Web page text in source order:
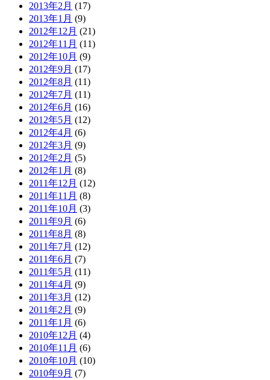
2013年2月 (17)
2013年1月 (9)
2012年12月 (21)
2012年11月 (11)
2012年10月 (9)
2012年9月 (17)
2012年8月 (11)
2012年7月 (11)
2012年6月 (16)
2012年5月 (12)
2012年4月 (6)
2012年3月 (9)
2012年2月 (5)
2012年1月 (8)
2011年12月 (12)
2011年11月 (8)
2011年10月 (3)
2011年9月 (6)
2011年8月 (8)
2011年7月 (12)
2011年6月 (7)
2011年5月 (11)
2011年4月 (9)
2011年3月 (12)
2011年2月 (9)
2011年1月 (6)
2010年12月 (4)
2010年11月 (6)
2010年10月 (10)
2010年9月 (7)